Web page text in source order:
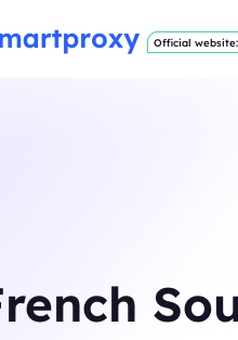
Official